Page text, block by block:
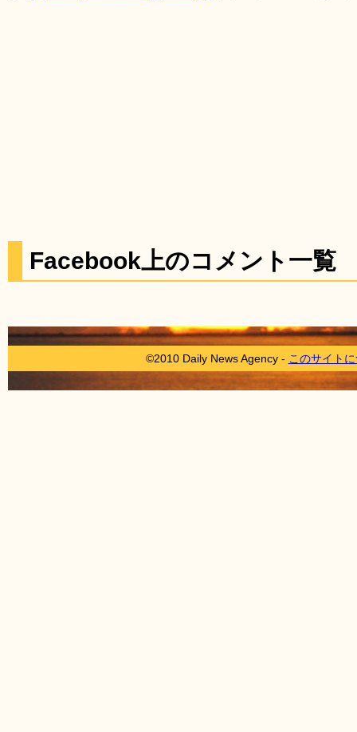
Facebook上のコメント一覧
©2010 Daily News Agency - このサイト